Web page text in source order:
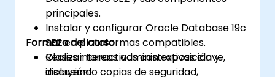
principales.
Instalar y configurar Oracle Database 19c
SE2 en plataformas compatibles.
Realizar tareas administrativas clave,
incluyendo copias de seguridad,
Formato del curso
Clases interactivas con exposición y
discusión.